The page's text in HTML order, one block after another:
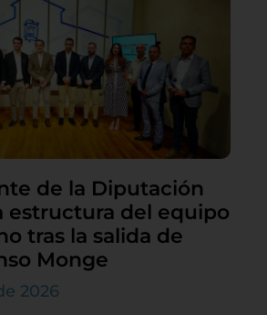
de la Diputación
estructura del equipo
tras la salida de
Monge
2026